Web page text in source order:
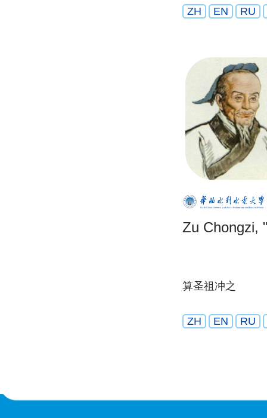
ZH EN RU
Zu Chongzi,
算圣祖冲之
ZH EN RU